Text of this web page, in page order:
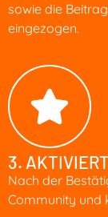
sowie die
eingezogen.
3.
Nach der
Community und